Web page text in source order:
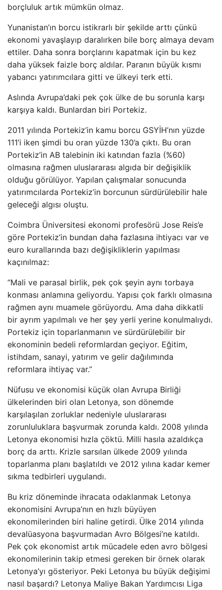
borçluluk artık mümkün olmaz.
Yunanistan’ın borcu istikrarlı bir şekilde arttı çünkü
ekonomi yavaşlayıp daralırken bile borç almaya devam
ettiler. Daha sonra borçlarını kapatmak için bu kez
daha yüksek faizle borç aldılar. Paranın büyük kısmı
yabancı yatırımcılara gitti ve ülkeyi terk etti.
Aslında Avrupa’daki pek çok ülke de bu sorunla karşı
karşıya kaldı. Bunlardan biri Portekiz.
2011 yılında Portekiz’in kamu borcu GSYİH’nın yüzde
111’i iken şimdi bu oran yüzde 130’a çıktı. Bu oran
Portekiz’in AB talebinin iki katından fazla (%60)
olmasına rağmen uluslararası algıda bir değişiklik
olduğu görülüyor. Yapılan çalışmalar sonucunda
yatırımcılarda Portekiz’in borcunun sürdürülebilir hale
geleceği algısı oluştu.
Coimbra Üniversitesi ekonomi profesörü Jose Reis’e
göre Portekiz’in bundan daha fazlasına ihtiyacı var ve
euro kurallarında bazı değişikliklerin yapılması
kaçınılmaz:
“Mali ve parasal birlik, pek çok şeyin aynı torbaya
konması anlamına geliyordu. Yapısı çok farklı olmasına
rağmen aynı muamele görüyordu. Ama daha dikkatli
bir ayrım yapılmalı ve her şey yerli yerine konulmalıydı.
Portekiz için toparlanmanın ve sürdürülebilir bir
ekonominin bedeli reformlardan geçiyor. Eğitim,
istihdam, sanayi, yatırım ve gelir dağılımında
reformlara ihtiyaç var.”
Nüfusu ve ekonomisi küçük olan Avrupa Birliği
ülkelerinden biri olan Letonya, son dönemde
karşılaşılan zorluklar nedeniyle uluslararası
zorunluluklara başvurmak zorunda kaldı. 2008 yılında
Letonya ekonomisi hızla çöktü. Milli hasıla azaldıkça
borç da arttı. Krizle sarsılan ülkede 2009 yılında
toparlanma planı başlatıldı ve 2012 yılına kadar kemer
sıkma tedbirleri uygulandı.
Bu kriz döneminde ihracata odaklanmak Letonya
ekonomisini Avrupa’nın en hızlı büyüyen
ekonomilerinden biri haline getirdi. Ülke 2014 yılında
devalüasyona başvurmadan Avro Bölgesi’ne katıldı.
Pek çok ekonomist artık mücadele eden avro bölgesi
ekonomilerinin takip etmesi gereken bir örnek olarak
Letonya’yı gösteriyor. Peki Letonya bu büyük değişimi
nasıl başardı? Letonya Maliye Bakan Yardımcısı Liga